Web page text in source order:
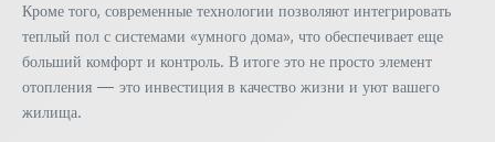
Кроме того, современные технологии позволяют интегрировать
теплый пол с системами «умного дома», что обеспечивает еще
больший комфорт и контроль. В итоге это не просто элемент
отопления — это инвестиция в качество жизни и уют вашего
жилища.